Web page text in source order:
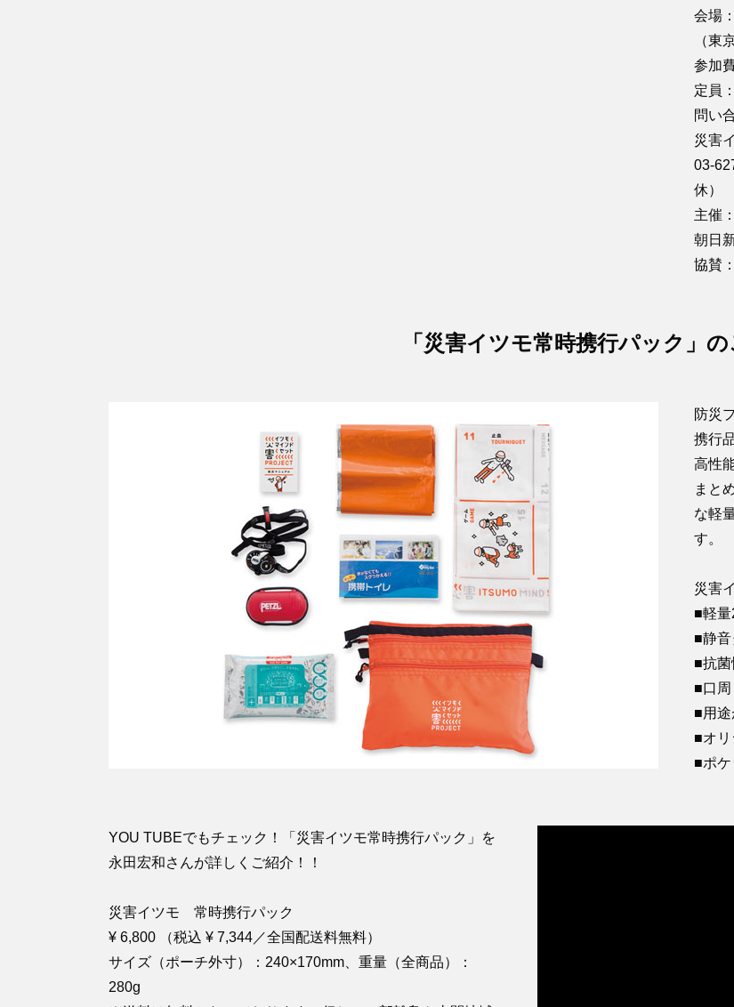
会場
（東
参加
定員
問い
災害
03-
休）
主催
朝日
協賛
「災害イツモ常時携行パック」
防災
携行
高性
まと
な軽
す。
災害
■軽量
■静音
■抗菌
■口周
■用
■オ
■ポ
YOU TUBEでもチェック！「災害イツモ常時携行パック」を
永田宏和さんが詳しくご紹介！！
災害イツモ 常時携行パック
¥ 6,800 （税込 ¥ 7,344／全国配送料無料）
サイズ（ポーチ外寸）：240×170mm、重量（全商品）：
280g